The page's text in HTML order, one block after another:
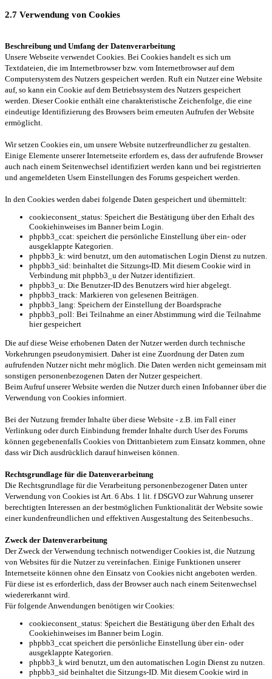
2.7 Verwendung von Cookies
Beschreibung und Umfang der Datenverarbeitung
Unsere Webseite verwendet Cookies. Bei Cookies handelt es sich um
Textdateien, die im Internetbrowser bzw. vom Internetbrowser auf dem
Computersystem des Nutzers gespeichert werden. Ruft ein Nutzer eine Website
auf, so kann ein Cookie auf dem Betriebssystem des Nutzers gespeichert
werden. Dieser Cookie enthält eine charakteristische Zeichenfolge, die eine
eindeutige Identifizierung des Browsers beim erneuten Aufrufen der Website
ermöglicht.
Wir setzen Cookies ein, um unsere Website nutzerfreundlicher zu gestalten.
Einige Elemente unserer Internetseite erfordern es, dass der aufrufende Browser
auch nach einem Seitenwechsel identifiziert werden kann und bei registrierten
und angemeldeten Usern Einstellungen des Forums gespeichert werden.
In den Cookies werden dabei folgende Daten gespeichert und übermittelt:
cookieconsent_status: Speichert die Bestätigung über den Erhalt des
Cookiehinweises im Banner beim Login.
phpbb3_ccat: speichert die persönliche Einstellung über ein- oder
ausgeklappte Kategorien.
phpbb3_k: wird benutzt, um den automatischen Login Dienst zu nutzen.
phpbb3_sid: beinhaltet die Sitzungs-ID. Mit diesem Cookie wird in
Verbindung mit phpbb3_u der Nutzer identifiziert.
phpbb3_u: Die Benutzer-ID des Benutzers wird hier abgelegt.
phpbb3_track: Markieren von gelesenen Beiträgen.
phpbb3_lang: Speichern der Einstellung der Boardsprache
phpbb3_poll: Bei Teilnahme an einer Abstimmung wird die Teilnahme
hier gespeichert
Die auf diese Weise erhobenen Daten der Nutzer werden durch technische
Vorkehrungen pseudonymisiert. Daher ist eine Zuordnung der Daten zum
aufrufenden Nutzer nicht mehr möglich. Die Daten werden nicht gemeinsam mit
sonstigen personenbezogenen Daten der Nutzer gespeichert.
Beim Aufruf unserer Website werden die Nutzer durch einen Infobanner über die
Verwendung von Cookies informiert.
Bei der Nutzung fremder Inhalte über diese Website - z.B. im Fall einer
Verlinkung oder durch Einbindung fremder Inhalte durch User des Forums
können gegebenenfalls Cookies von Drittanbietern zum Einsatz kommen, ohne
dass wir Dich ausdrücklich darauf hinweisen können.
Rechtsgrundlage für die Datenverarbeitung
Die Rechtsgrundlage für die Verarbeitung personenbezogener Daten unter
Verwendung von Cookies ist Art. 6 Abs. 1 lit. f DSGVO zur Wahrung unserer
berechtigten Interessen an der bestmöglichen Funktionalität der Website sowie
einer kundenfreundlichen und effektiven Ausgestaltung des Seitenbesuchs..
Zweck der Datenverarbeitung
Der Zweck der Verwendung technisch notwendiger Cookies ist, die Nutzung
von Websites für die Nutzer zu vereinfachen. Einige Funktionen unserer
Internetseite können ohne den Einsatz von Cookies nicht angeboten werden.
Für diese ist es erforderlich, dass der Browser auch nach einem Seitenwechsel
wiedererkannt wird.
Für folgende Anwendungen benötigen wir Cookies:
cookieconsent_status: Speichert die Bestätigung über den Erhalt des
Cookiehinweises im Banner beim Login.
phpbb3_ccat speichert die persönliche Einstellung über ein- oder
ausgeklappte Kategorien.
phpbb3_k wird benutzt, um den automatischen Login Dienst zu nutzen.
phpbb3_sid beinhaltet die Sitzungs-ID. Mit diesem Cookie wird in